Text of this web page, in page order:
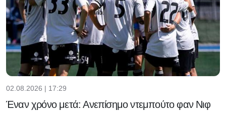
02.08.2026 | 17:29
Έναν χρόνο μετά: Ανεπίσημο ντεμπούτο φαν Νιφ